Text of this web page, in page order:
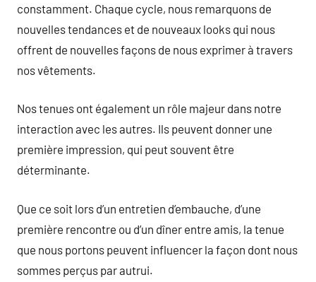
constamment. Chaque cycle, nous remarquons de
nouvelles tendances et de nouveaux looks qui nous
offrent de nouvelles façons de nous exprimer à travers
nos vêtements.
Nos tenues ont également un rôle majeur dans notre
interaction avec les autres. Ils peuvent donner une
première impression, qui peut souvent être
déterminante.
Que ce soit lors d’un entretien d’embauche, d’une
première rencontre ou d’un dîner entre amis, la tenue
que nous portons peuvent influencer la façon dont nous
sommes perçus par autrui.